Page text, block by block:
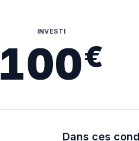
INVESTI
100€
Dans ces